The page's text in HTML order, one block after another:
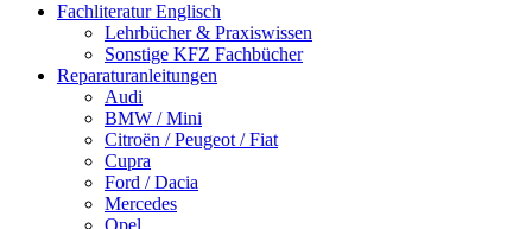
Fachliteratur Englisch
Lehrbücher & Praxiswissen
Sonstige KFZ Fachbücher
Reparaturanleitungen
Audi
BMW / Mini
Citroën / Peugeot / Fiat
Cupra
Ford / Dacia
Mercedes
Opel